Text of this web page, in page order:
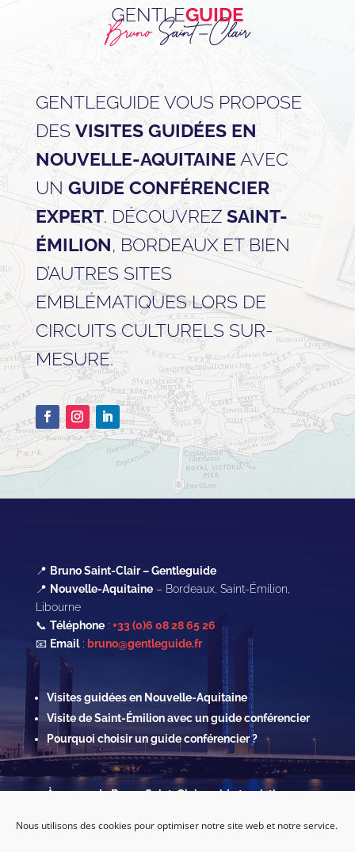
Nous utilisons des cookies pour optimiser notre site web et notre service.
GENTLEGUIDE VOUS PROPOSE
DES VISITES GUIDÉES EN
NOUVELLE-AQUITAINEAVEC
UNGUIDE CONFÉRENCIER
EXPERT. DÉCOUVREZ SAINT-
ÉMILION, BORDEAUX ET BIEN
D’AUTRES SITES
EMBLÉMATIQUES LORS DE
CIRCUITS CULTURELS SUR-
MESURE.
📍 Bruno Saint-Clair – Gentleguide
📍 Nouvelle-Aquitaine– Bordeaux, Saint-Émilion,
Libourne
📞 Téléphone: +33 (0)6 08 28 65 26
📧 Email: bruno@gentleguide.fr
Visites guidées en Nouvelle-Aquitaine
Visite de Saint-Émilion avec un guide conférencier
Pourquoi choisir un guide conférencier ?
À propos de Bruno Saint-Clair, guide touristique